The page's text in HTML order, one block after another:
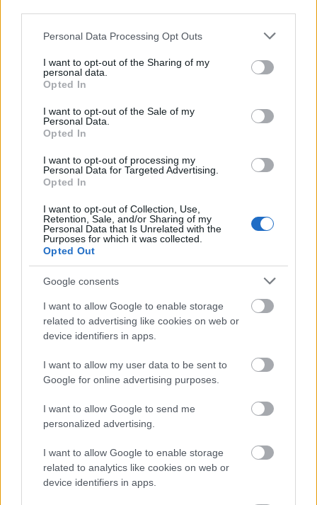
Please note that this website/app uses one or more Google
not limited to your visit or usage behaviour. You may click to
grant or deny consent to Google and its third-party tags to
use your data for below specified purposes in below Google
consent section.
Personal Data Processing Opt Outs
I want to opt-out of the Sharing of my
personal data.
Opted In
I want to opt-out of the Sale of my
Personal Data.
Opted In
I want to opt-out of processing my
Personal Data for Targeted Advertising.
Opted In
I want to opt-out of Collection, Use,
Retention, Sale, and/or Sharing of my
Personal Data that Is Unrelated with the
Purposes for which it was collected.
Opted Out
Google consents
I want to allow Google to enable storage
related to advertising like cookies on web or
device identifiers in apps.
I want to allow my user data to be sent to
Google for online advertising purposes.
I want to allow Google to send me
personalized advertising.
I want to allow Google to enable storage
related to analytics like cookies on web or
device identifiers in apps.
van. Talán azért, mert bizonyos részeknél van egy
kozmikus, misztikus hangulata az egésznek, közben
pedig egy mérhetetlenül egyszerű szerzemény. A
Blasteroidpszichedelikus, szinte sci-fi hangulatú dal,
furcsa szövegekkel. Zeneileg játékosabb, kevésbé
súlyos, inkább experimentális. Kimondottan beteg
hatást kelt benne, amikor Brent a mikrofon mögött
„megőrül”. Az ilyen dalok azok, amik a jövőben
nagyon fognak hiányozni egy-egy
koncerten. Ahogy újra elővettem ezt a lemezt, a
Stargasmvolt az egyik olyan dal, ami „új felfedezés”
lett. Régen csak úgy meghallgattam, de most a
rengeteg space-echo effekt között találtam egy olyan
hangulatot, Brent énekét, ami korábban sosem
tudott ennyire megfogni. Ez egy dallamos
mestermű, amit nagyon sajnálok, hogy korábban
nem hallottam többet élőben. Olyan sampleres
megoldások vannak a dalban, amikre korábban fel
sem figyeltem. Emiatt egy teljesen új világ nyílt ki
előttem. AzOctopus Has No Friendsrégen is a címe
miatt maradt meg az emlékezetemben. Visszatérés a
technikásabb, progosabb vonalhoz. Összetettebb
ritmusok, agresszívebb riffek. A cím ellenére elég
sötét és feszült hangulat uralkodik a dalban. Őt
All the Heavy Lifting . Egy motivációs, már-
már pozitív üzenetű dal. Arról szól, hogy magadnak
kell megküzdened a dolgaiddal. Azért ebben is
izzasztani az embert. Érdemes figyelni, hogy mit és
hogyan is játszanak, noha Troy hangja könnyen
elterelheti az ember figyelmét. Az album címadó